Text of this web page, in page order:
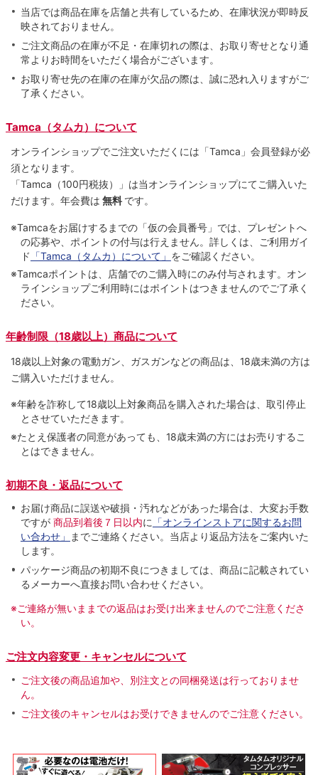
当店では商品在庫を店舗と共有しているため、在庫状況が即時反
映されておりません。
ご注文商品の在庫が不足・在庫切れの際は、お取り寄せとなり通
常よりお時間をいただく場合がございます。
お取り寄せ先の在庫の在庫が欠品の際は、誠に恐れ入りますがご
了承ください。
Tamca（タムカ）について
オンラインショップでご注⽂いただくには「Tamca」会員登録が必
須となります。
「Tamca （100円税抜）
」は当オンラインショップにてご購⼊いた
だけます。 年会費は 無料 です。
※Tamcaをお届けするまでの「仮の会員番号」では、プレゼントへ
の応募や、ポイントの付与は⾏えません。詳しくは、ご利⽤ガイ
ド 「Tamca（タムカ）について」 をご確認ください。
※Tamcaポイントは、店舗でのご購⼊時にのみ付与されます。オン
ラインショップご利用時にはポイントはつきませんのでご了承く
ださい。
年齢制限（18歳以上）商品について
18歳以上対象の電動ガン、ガスガンなどの商品は、18歳未満の方は
ご購入いただけません。
※年齢を詐称して18歳以上対象商品を購入された場合は、取引停止
とさせていただきます。
※たとえ保護者の同意があっても、18歳未満の方にはお売りするこ
とはできません。
初期不良・返品について
お届け商品に誤送や破損・汚れなどがあった場合は、大変お手数
ですが 商品到着後７日以内に 「オンラインストアに関するお問
い合わせ」
までご連絡ください。当店より返品方法をご案内いた
します。
パッケージ商品の初期不良につきましては、商品に記載されてい
るメーカーへ直接お問い合わせください。
※ご連絡が無いままでの返品はお受け出来ませんのでご注意くださ
い。
ご注文内容変更・キャンセルについて
ご注文後の商品追加や、別注文との同梱発送は行っておりませ
ん。
ご注文後のキャンセルはお受けできませんのでご注意ください。